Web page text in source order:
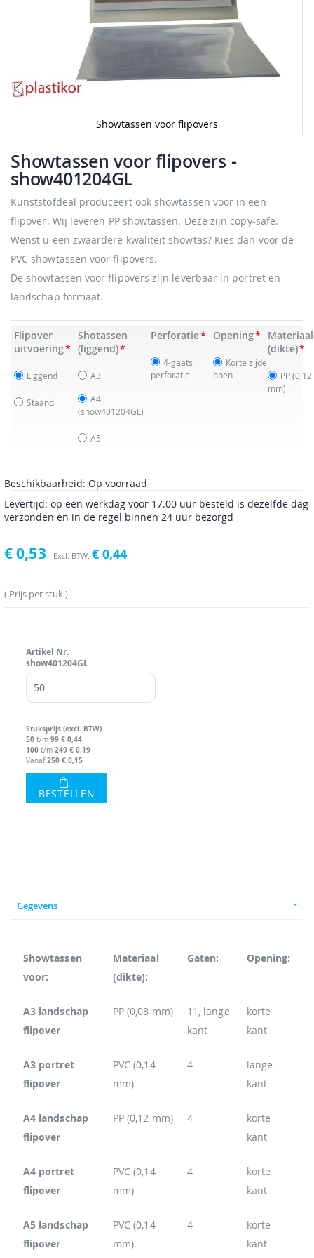
Showtassen voor flipovers
naar
het
begin
de
afbeeldingen-
gallerij
Showtassen voor flipovers -
show401204GL
Kunststofdeal produceert ook showtassen voor in een
flipover. Wij leveren PP showtassen. Deze zijn copy-safe.
Wenst u een zwaardere kwaliteit showtas? Kies dan voor de
PVC showtassen voor flipovers.
De showtassen voor flipovers zijn leverbaar in portret en
landschap formaat.
Flipover
uitvoering
Liggend
Staand
Shotassen
(liggend)
A3
A4
(show401204GL)
A5
Perforatie
4-gaats
perforatie
Opening
Korte zijde
open
Materiaal
(dikte)
PP (0,12
mm)
Beschikbaarheid: Op voorraad
Levertijd: op een werkdag voor 17.00 uur besteld is dezelfde dag
verzonden en in de regel binnen 24 uur bezorgd
€ 0,53 € 0,44
Prijs per stuk
Artikel Nr.
show401204GL
Stuksprijs (excl. BTW)
50 t/m 99 € 0,44
100 t/m 249 € 0,19
Vanaf250 € 0,15
BESTELLEN
Gegevens
Showtassen
voor:
Materiaal
(dikte):
Gaten: Opening:
A3 landschap
flipover
PP (0,08 mm)
11, lange
kant
korte
kant
A3 portret
flipover
PVC (0,14
mm)
4
lange
kant
A4 landschap
flipover
PP (0,12 mm) 4
korte
kant
A4 portret
flipover
PVC (0,14
mm)
4
korte
kant
A5 landschap
flipover
PVC (0,14
mm)
4
korte
kant